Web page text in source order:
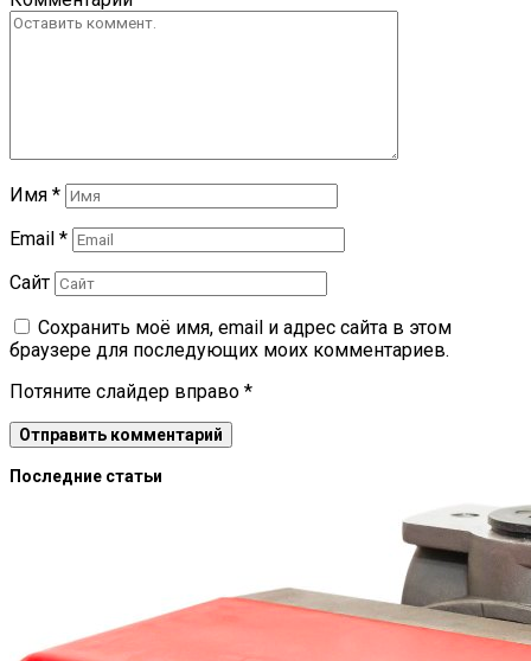
Имя *
Email *
Сайт
Сохранить моё имя, email и адрес сайта в этом
браузере для последующих моих комментариев.
Потяните слайдер вправо *
Последние статьи